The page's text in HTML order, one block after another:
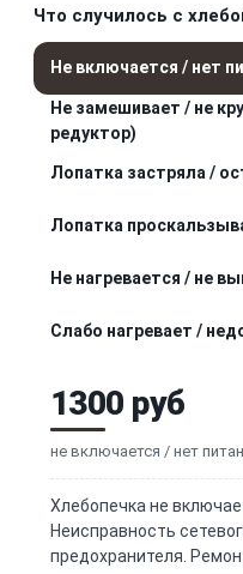
Что случилось с
Не включается / нет
Не замешивает / не
редуктор)
Лопатка застряла /
Лопатка
Не нагревается / не
Слабо нагревает /
хлеб
Повреждено / облезло
формы (ведёрка)
Ошибка на дисплее /
(E:01 и др.)
1300 руб
не включается / нет
Хлебопечка не
Неисправность
предохранителя.